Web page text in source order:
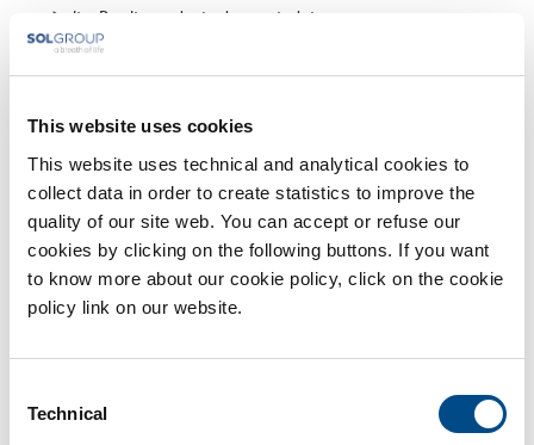
This website uses cookies
This website uses technical and analytical cookies to
collect data in order to create statistics to improve the
quality of our site web. You can accept or refuse our
cookies by clicking on the following buttons. If you want
to know more about our cookie policy, click on the cookie
policy link on our website.
Selection
Technical
più alta. Risulta evidente da questi dati come sia necessaria
un’importante opera di divulgazione attiva tra le donne e
anche tra i medici ricordando che in alcuni paesi l’integrazione
considerata “malpractice” con le ovvie conseguenze medico-
legali.
Zanardi e Tito Silvio Patrelli.